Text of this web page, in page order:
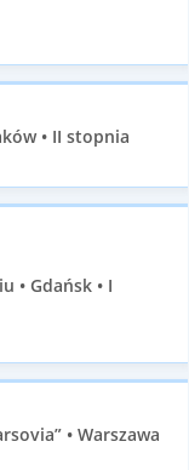
• II stopnia
• Gdańsk • I
• Warszawa